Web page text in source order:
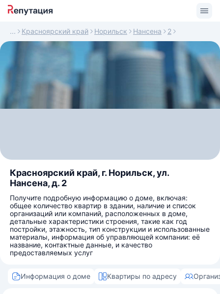
Красноярский край Норильск Нансена 2
Красноярский край, г. Норильск, ул.
Нансена, д. 2
Получите подробную информацию о доме, включая:
общее количество квартир в здании, наличие и список
организаций или компаний, расположенных в доме,
детальные характеристики строения, такие как год
постройки, этажность, тип конструкции и использованные
материалы, информация об управляющей компании: её
название, контактные данные, и качество
предоставляемых услуг
Информация о доме Квартиры по адресу